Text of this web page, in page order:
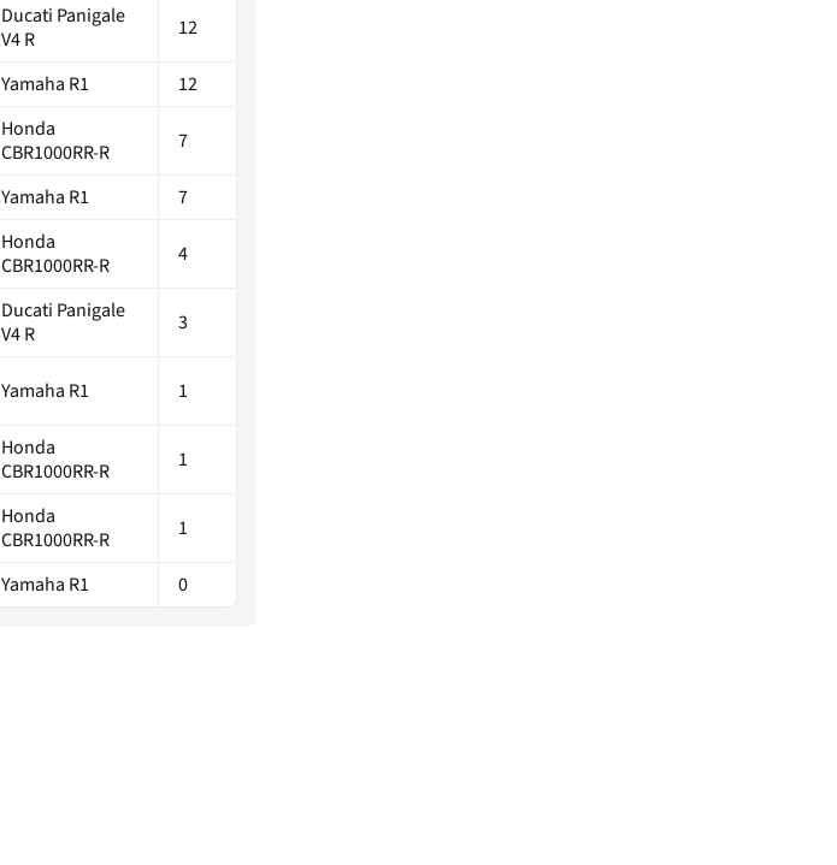
Ducati Panigale
V4 R
12
Yamaha R1 12
Honda
CBR1000RR-R
7
Yamaha R1 7
Honda
CBR1000RR-R
4
Ducati Panigale
V4 R
3
Yamaha R1 1
Honda
CBR1000RR-R
1
Honda
CBR1000RR-R
1
Yamaha R1 0